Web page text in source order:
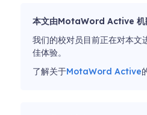
本文由MotaWord Active 机
我们的校对员目前正在对本文
佳体验。
了解关于MotaWord Active